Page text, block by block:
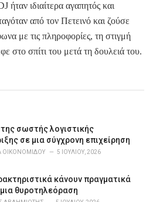
ήταν ιδιαίτερα αγαπητός και
από τον Πετεινό και ζούσε
με τις πληροφορίες, τη στιγμή
στο σπίτι του μετά τη δουλειά του.
σωστής λογιστικής
σε μια σύγχρονη επιχείρηση
ΟΙΚΟΝΟΜΊΔΟΥ 5 ΙΟΥΛΊΟΥ, 2026
κάνουν πραγματικά
θυροτηλεόραση